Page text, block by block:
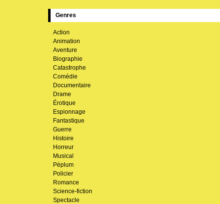
Genres
Action
Animation
Aventure
Biographie
Catastrophe
Comédie
Documentaire
Drame
Érotique
Espionnage
Fantastique
Guerre
Histoire
Horreur
Musical
Péplum
Policier
Romance
Science-fiction
Spectacle